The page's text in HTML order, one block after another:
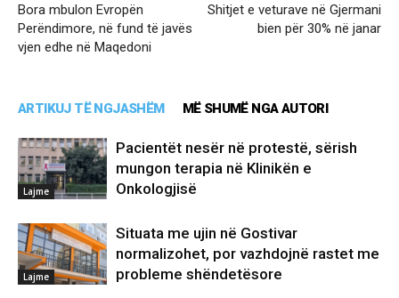
Bora mbulon Evropën
Perëndimore, në fund të javës
vjen edhe në Maqedoni
Shitjet e veturave në Gjermani
bien për 30% në janar
ARTIKUJ TË NGJASHËM MË SHUMË NGA AUTORI
Lajme
Pacientët nesër në protestë, sërish
mungon terapia në Klinikën e
Onkologjisë
Lajme
Situata me ujin në Gostivar
normalizohet, por vazhdojnë rastet me
probleme shëndetësore